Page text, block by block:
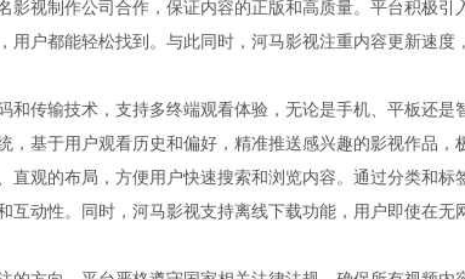
影视制作公司合作，保证内容的正版和高质量。平台积极引
用户都能轻松找到。与此同时，河马影视注重内容更新速度
和传输技术，支持多终端观看体验，无论是手机、平板还是
，基于用户观看历史和偏好，精准推送感兴趣的影视作品，
直观的布局，方便用户快速搜索和浏览内容。通过分类和标
互动性。同时，河马影视支持离线下载功能，用户即使在无